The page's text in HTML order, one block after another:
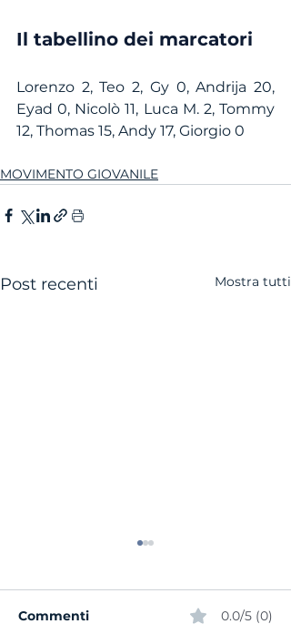
Il tabellino dei marcatori
Lorenzo 2, Teo 2, Gy 0, Andrija 20,
Eyad 0, Nicolò 11, Luca M. 2, Tommy
12, Thomas 15, Andy 17, Giorgio 0
MOVIMENTO GIOVANILE
Post recenti Mostra tutti
Commenti 0.0/5 (0)